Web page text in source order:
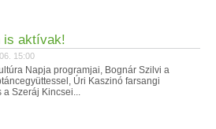
is aktívak!
15:00
Napja programjai, Bognár Szilvi a
Úri Kaszinó farsangi
a Szeráj Kincsei...